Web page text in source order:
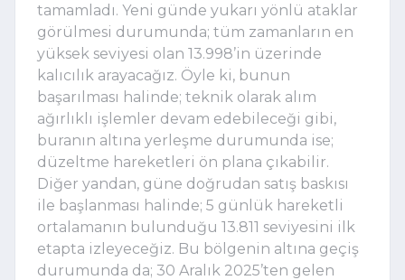
tamamladı. Yeni günde yukarı yönlü ataklar
görülmesi durumunda; tüm zamanların en
yüksek seviyesi olan 13.998’in üzerinde
kalıcılık arayacağız. Öyle ki, bunun
başarılması halinde; teknik olarak alım
ağırlıklı işlemler devam edebileceği gibi,
buranın altına yerleşme durumunda ise;
düzeltme hareketleri ön plana çıkabilir.
Diğer yandan, güne doğrudan satış baskısı
ile başlanması halinde; 5 günlük hareketli
ortalamanın bulunduğu 13.811 seviyesini ilk
etapta izleyeceğiz. Bu bölgenin altına geçiş
durumunda da; 30 Aralık 2025’ten gelen